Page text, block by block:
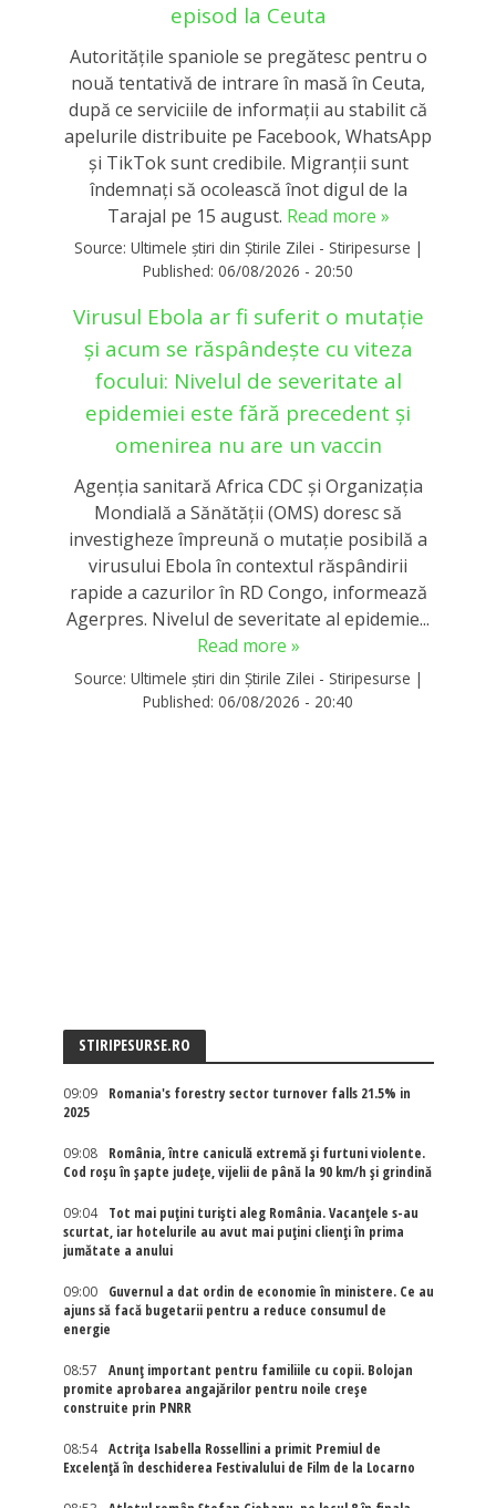
episod la Ceuta
Autoritățile spaniole se pregătesc pentru o
nouă tentativă de intrare în masă în Ceuta,
după ce serviciile de informații au stabilit că
apelurile distribuite pe Facebook, WhatsApp
și TikTok sunt credibile. Migranții sunt
îndemnați să ocolească înot digul de la
Tarajal pe 15 august. Read more »
Source: Ultimele știri din Știrile Zilei - Stiripesurse |
Published: 06/08/2026 - 20:50
Virusul Ebola ar fi suferit o mutație
și acum se răspândește cu viteza
focului: Nivelul de severitate al
epidemiei este fără precedent și
omenirea nu are un vaccin
Agenţia sanitară Africa CDC şi Organizaţia
Mondială a Sănătăţii (OMS) doresc să
investigheze împreună o mutaţie posibilă a
virusului Ebola în contextul răspândirii
rapide a cazurilor în RD Congo, informează
Agerpres. Nivelul de severitate al epidemie...
Read more »
Source: Ultimele știri din Știrile Zilei - Stiripesurse |
Published: 06/08/2026 - 20:40
STIRIPESURSE.RO
09:09
Romania's forestry sector turnover falls 21.5% in
2025
09:08
România, între caniculă extremă și furtuni violente.
Cod roșu în șapte județe, vijelii de până la 90 km/h și grindină
09:04
Tot mai puțini turiști aleg România. Vacanțele s-au
scurtat, iar hotelurile au avut mai puțini clienți în prima
jumătate a anului
09:00
Guvernul a dat ordin de economie în ministere. Ce au
ajuns să facă bugetarii pentru a reduce consumul de
energie
08:57
Anunț important pentru familiile cu copii. Bolojan
promite aprobarea angajărilor pentru noile creșe
construite prin PNRR
08:54
Actriţa Isabella Rossellini a primit Premiul de
Excelenţă în deschiderea Festivalului de Film de la Locarno